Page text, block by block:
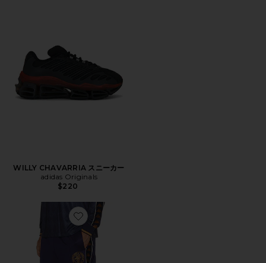
WILLY CHAVARRIA スニーカー
adidas Originals
$220
Favorite AUTHENTIC パンツ